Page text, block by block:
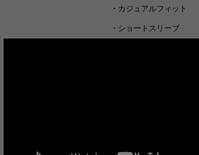
・ カジュアルフィット
・ ショートスリーブ